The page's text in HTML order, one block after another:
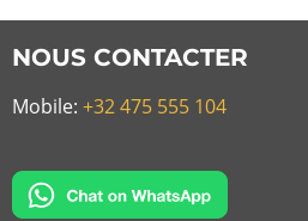
NOUS CONTACTER
Mobile: +32 475 555 104